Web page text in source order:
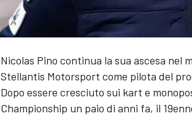
Nicolas Pino continua la sua ascesa
Stellantis Motorsport come pilota del
Dopo essere cresciuto sui kart e
Championship un paio di anni fa, il